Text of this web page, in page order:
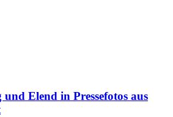
Elend in Pressefotos aus